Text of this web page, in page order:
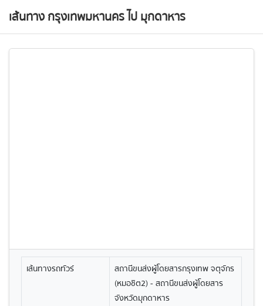
เส้นทาง กรุงเทพมหานคร ไป มุกดาหาร
เส้นทางรถทัวร์
สถานีขนส่งผู้โดยสารกรุงเทพ จตุจักร
(หมอชิต2) - สถานีขนส่งผู้โดยสาร
จังหวัดมุกดาหาร